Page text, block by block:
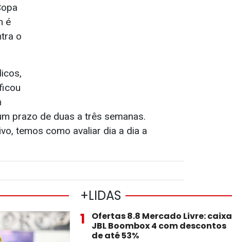
é
o
prazo de duas a três semanas.
temos como avaliar dia a dia a
+LIDAS
1
Ofertas 8.8 Mercado Livre: caixa
JBL Boombox 4 com descontos
de até 53%